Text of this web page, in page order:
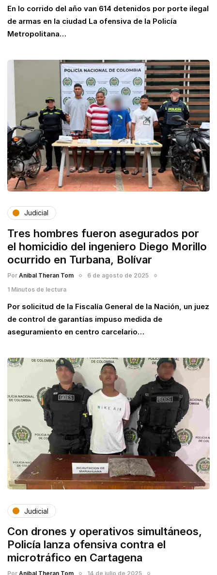
En lo corrido del año van 614 detenidos por porte ilegal
de armas en la ciudad La ofensiva de la Policía
Metropolitana…
Judicial
Tres hombres fueron asegurados por
el homicidio del ingeniero Diego Morillo
ocurrido en Turbana, Bolívar
Por Anibal Theran Tom
6 de agosto de 2025
1 Minutos de lectura
Por solicitud de la Fiscalía General de la Nación, un juez
de control de garantías impuso medida de
aseguramiento en centro carcelario…
Judicial
Con drones y operativos simultáneos,
Policía lanza ofensiva contra el
microtráfico en Cartagena
Por Anibal Theran Tom 14 de julio de 2025